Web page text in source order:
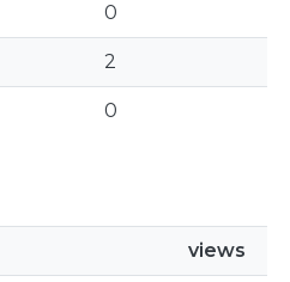
0
2
0
views